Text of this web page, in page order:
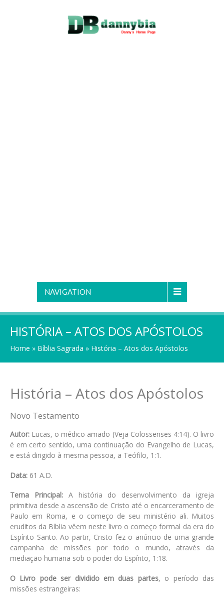
NAVIGATION
HISTÓRIA – ATOS DOS APÓSTOLOS
Home » Bíblia Sagrada » História – Atos dos Apóstolos
História – Atos dos Apóstolos
Novo Testamento
Autor: Lucas, o médico amado (Veja Colossenses 4:14). O livro
é em certo sentido, uma continuação do Evangelho de Lucas,
e está dirigido à mesma pessoa, a Teófilo, 1:1.
Data: 61 A.D.
Tema Principal:A história do desenvolvimento da igreja
primitiva desde a ascensão de Cristo até o encarceramento de
Paulo em Roma, e o começo de seu ministério ali. Muitos
eruditos da Bíblia vêem neste livro o começo formal da era do
Espírito Santo. Ao partir, Cristo fez o anúncio de uma grande
campanha de missões por todo o mundo, através da
mediação humana sob o poder do Espírito, 1:18.
O Livro pode ser dividido em duas partes, o período das
missões estrangeiras: